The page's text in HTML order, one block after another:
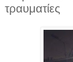
τραυματίες